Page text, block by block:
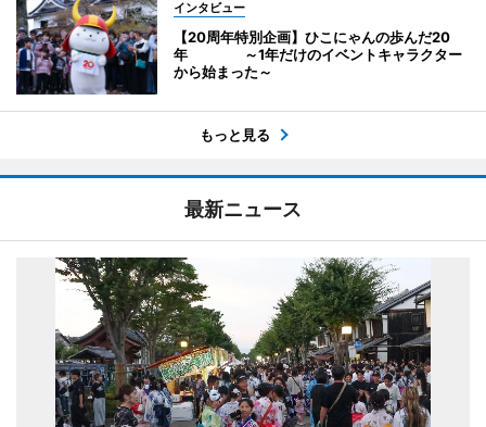
インタビュー
【20周年特別企画】ひこにゃんの歩んだ20
年 ～1年だけのイベントキャラクター
から始まった～
もっと見る
最新ニュース